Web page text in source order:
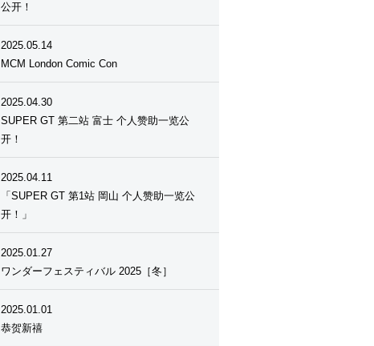
公开！
2025.05.14
MCM London Comic Con
2025.04.30
SUPER GT 第二站 富士 个人赞助一览公
开！
2025.04.11
「SUPER GT 第1站 岡山 个人赞助一览公
开！」
2025.01.27
ワンダーフェスティバル 2025［冬］
2025.01.01
恭贺新禧